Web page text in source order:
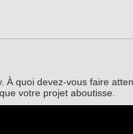
À quoi devez-vous faire
votre projet aboutisse.